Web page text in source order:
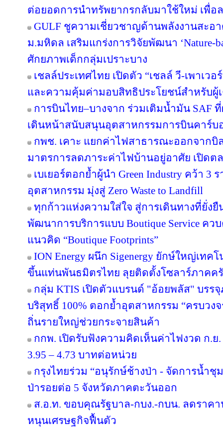
ต่อยอดการนำทรัพยากรกลับมาใช้ใหม่ เพื่อ
GULF ชูความเชี่ยวชาญด้านพลังงานสะอ
ม.มหิดล เสริมแกร่งการวิจัยพัฒนา ‘Nature-
ศักยภาพเด็กกลุ่มเปราะบาง
เชลล์ประเทศไทย เปิดตัว “เชลล์ วี-เพาเว
และความคุ้มค่ามอบสิทธิประโยชน์สำหรับผู้
การบินไทย–บางจาก ร่วมเติมน้ำมัน SAF
เดินหน้าสนับสนุนอุตสาหกรรมการบินคาร์บ
กพช. เคาะ แยกค่าไฟสาธารณะออกจาก
มาตรการลดภาระค่าไฟบ้านอยู่อาศัย เปิดต
เบเยอร์ตอกย้ำผู้นำ Green Industry คว้า 3
อุตสาหกรรม มุ่งสู่ Zero Waste to Landfill
ทุกก้าวแห่งความใส่ใจ สู่การเดินทางที่ยั่ง
พัฒนาการบริการแบบ Boutique Service ค
แนวคิด “Boutique Footprints”
ION Energy ผนึก Sigenergy ยักษ์ใหญ่เท
ขึ้นแท่นพันธมิตรไทย ลุยติดตั้งโซลาร์ภาคครั
กลุ่ม KTIS เปิดตัวแบรนด์ "อ้อยพลัส" บร
บริสุทธิ์ 100% ตอกย้ำอุตสาหกรรม “ครบวง
ถิ่นรายใหญ่ช่วยกระจายสินค้า
กกพ. เปิดรับฟังความคิดเห็นค่าไฟงวด ก.ย.
3.95 – 4.73 บาทต่อหน่วย
กรุงไทยร่วม “อนุรักษ์ช้างป่า - จัดการน้ำ
ป่ารอยต่อ 5 จังหวัดภาคตะวันออก
ส.อ.ท. ขอบคุณรัฐบาล-กบง.-กบน. ลดราค
หนุนเศรษฐกิจฟื้นตัว